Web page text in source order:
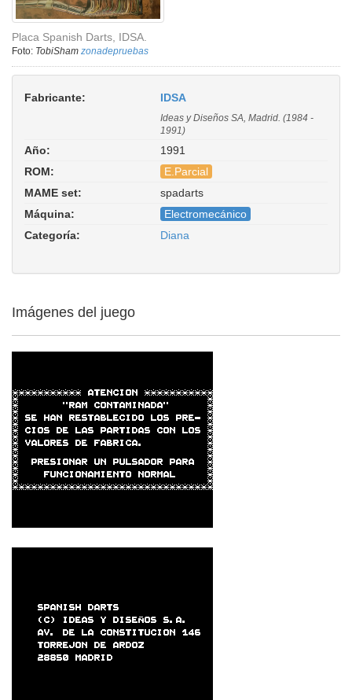
Placa Spanish Darts, IDSA.
Foto: TobiSham zonadepruebas
Fabricante: IDSA
Ideas y Diseños SA, Madrid. (1984 -
1991)
Año:
1991
ROM:
E.Parcial
MAME set:
spadarts
Spanish Darts. Driver:
misc/4enraya.cpp
Máquina:
Electromecánico
Categoría:
Diana
Imágenes del juego